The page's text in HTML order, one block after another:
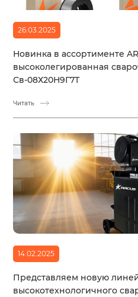
26.03.2025
Новинка в ассортименте
высоколегированная
Св-08Х20Н9Г7Т
Читать
14.02.2025
Представляем новую
высокотехнологичного